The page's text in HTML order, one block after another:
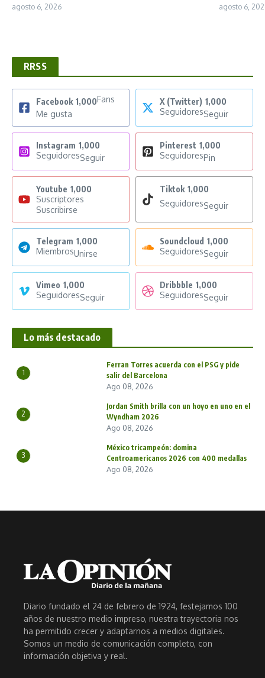
agosto 6, 2026 agosto 6,
RRSS
Facebook 1,000Fans
Me gusta
X (Twitter) 1,000
SeguidoresSeguir
Instagram 1,000
SeguidoresSeguir
Pinterest 1,000
SeguidoresPin
Youtube 1,000
Suscriptores
Suscribirse
Tiktok 1,000
SeguidoresSeguir
Telegram 1,000
MiembrosUnirse
Soundcloud 1,000
SeguidoresSeguir
Vimeo 1,000
SeguidoresSeguir
Dribbble 1,000
SeguidoresSeguir
Lo más destacado
1
Ferran Torres acuerda con el PSG y pide
salir del Barcelona
Ago 08, 2026
2
Jordan Smith brilla con un hoyo en uno en el
Wyndham 2026
Ago 08, 2026
3
México tricampeón: domina
Centroamericanos 2026 con 400 medallas
Ago 08, 2026
Diario fundado el 24 de febrero de 1924, festejamos 100
años de nuestro medio impreso, nuestra trayectoria nos
ha permitido crecer y adaptarnos a medios digitales.
Somos un medio de comunicación completo, con
información objetiva y real.